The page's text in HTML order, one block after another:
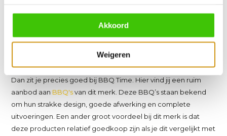
Akkoord
Weigeren
Ben je van plan om producten van El Fuego aan te schaffen?
Dan zit je precies goed bij BBQ Time. Hier vind jij een ruim
aanbod aan BBQ'svan dit merk. Deze BBQ’s staan bekend
om hun strakke design, goede afwerking en complete
uitvoeringen. Een ander groot voordeel bij dit merk is dat
deze producten relatief goedkoop zijn als je dit vergelijkt met